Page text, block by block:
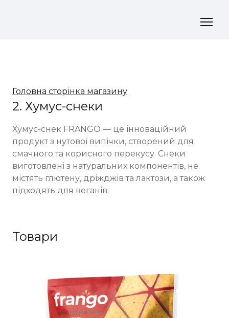
Головна сторінка магазину
2. Хумус-снеки
Хумус-снек FRANGO — це інноваційний
продукт з нутової випічки, створений для
смачного та корисного перекусу. Снеки
виготовлені з натуральних компонентів, не
містять глютену, дріжджів та лактози, а також
підходять для веганів.
Товари